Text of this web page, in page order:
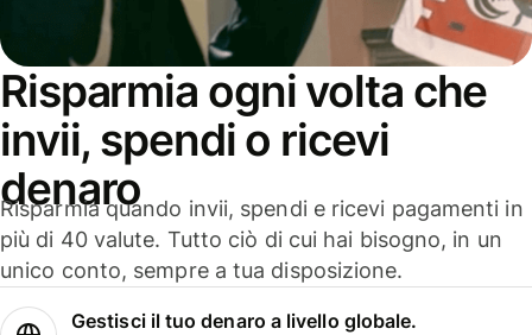
Risparmia ogni volta che
invii, spendi o ricevi
denaro
Risparmia quando invii, spendi e ricevi pagamenti in
più di 40 valute. Tutto ciò di cui hai bisogno, in un
unico conto, sempre a tua disposizione.
Gestisci il tuo denaro a livello globale.